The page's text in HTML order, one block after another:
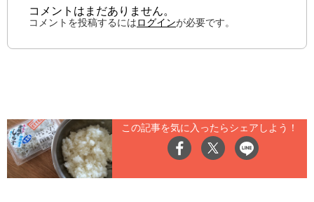
コメントはまだありません。
コメントを投稿するにはログインが必要です。
この記事を気に入ったらシェアしよう！